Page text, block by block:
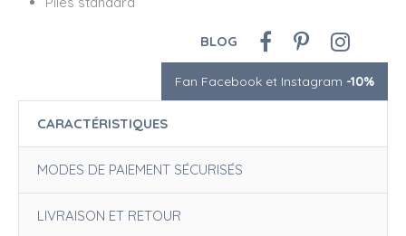
BLOG
Fan Facebook et Instagram -10%
CARACTÉRISTIQUES
MODES DE PAIEMENT SÉCURISÉS
LIVRAISON ET RETOUR